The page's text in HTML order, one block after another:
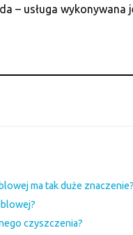
– usługa
ma tak duże znaczenie?
czyszczenia?